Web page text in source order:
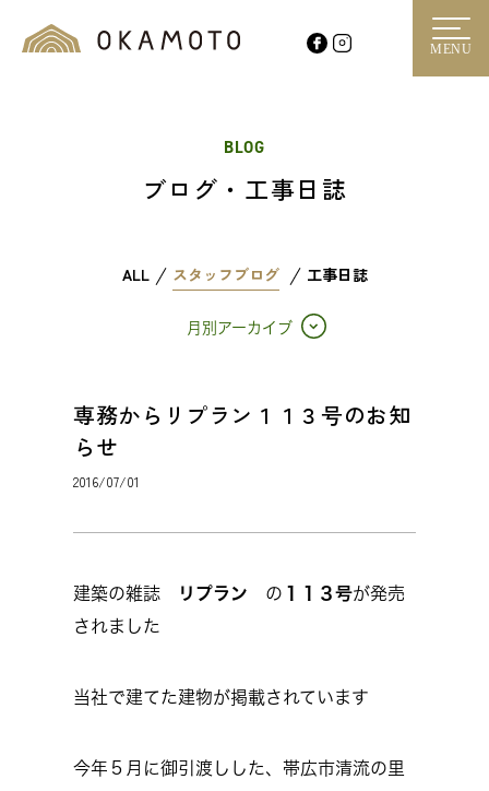
MENU
BLOG
ブログ・工事日誌
ALL スタッフブログ 工事日誌
月別アーカイブ
専務からリプラン１１３号のお知
らせ
2016/07/01
建築の雑誌 リプラン の １１３号が発売
されました
当社で建てた建物が掲載されています
今年５月に御引渡しした、帯広市清流の里